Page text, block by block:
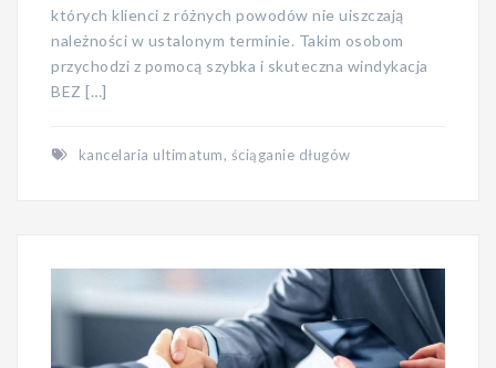
których klienci z różnych powodów nie uiszczają
należności w ustalonym terminie. Takim osobom
przychodzi z pomocą szybka i skuteczna windykacja
BEZ […]
kancelaria ultimatum, ściąganie długów